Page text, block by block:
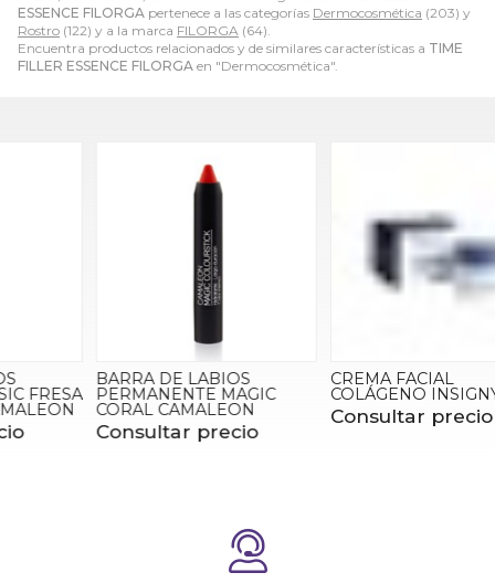
ESSENCE FILORGA pertenece a las categorías Dermocosmética (203) y
Rostro (122) y a la marca FILORGA (64).
Encuentra productos relacionados y de similares características a TIME
FILLER ESSENCE FILORGA en "Dermocosmética".
BARRA DE LABIOS
PERMANENTE MAGIC
CORAL CAMALEON
Consultar precio
CREMA FACIAL
COLÁGENO INSIGNY
Consultar precio